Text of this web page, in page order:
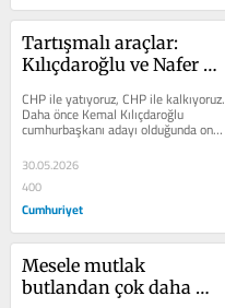
Tartışmalı araçlar:
Kılıçdaroğlu ve Nafer
CHP ile yatıyoruz, CHP ile kalkıyoruz.
Daha önce Kemal Kılıçdaroğlu
cumhurbaşkanı adayı olduğunda onu
yerden yere vuranlar vardı....
30.05.2026
400
Cumhuriyet
Mesele mutlak
butlandan çok daha